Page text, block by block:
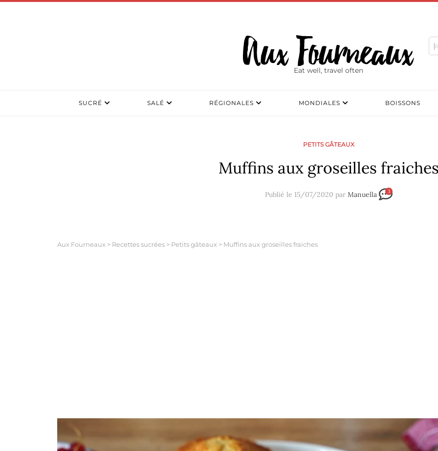
Eat well, travel often
SUCRÉ SALÉ RÉGIONALES MONDIALES BOISSONS
PETITS GÂTEAUX
Muffins aux groseilles
Publié le 15/07/2020 par Manuella 3
Aux Fourneaux > Recettes sucrées > Petits gâteaux > Muffins aux groseilles fraiches